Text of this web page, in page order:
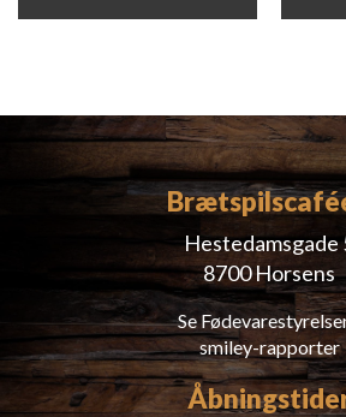
Hestedamsgade
8700 Horsens
Se
smiley-rapporter